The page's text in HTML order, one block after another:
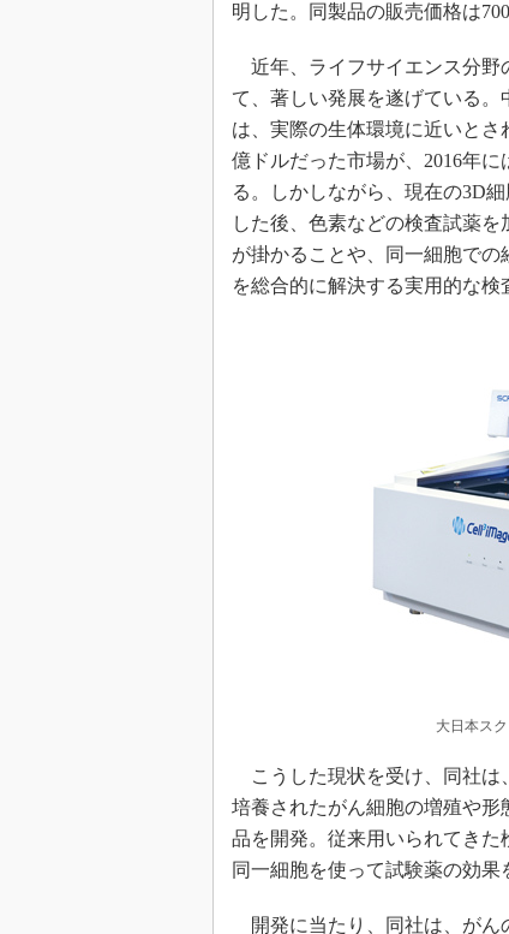
明した。同製品の販売価格は
近年、ライフサイエンス分野
て、著しい発展を遂げている
は、実際の生体環境に近いとさ
億ドルだった市場が、2016年
る。しかしながら、現在の3D
した後、色素などの検査試薬
が掛かることや、同一細胞で
を総合的に解決する実用的な検
大日本ス
こうした現状を受け、同社は
培養されたがん細胞の増殖や
品を開発。従来用いられてきた
同一細胞を使って試験薬の効果
開発に当たり、同社は、がん